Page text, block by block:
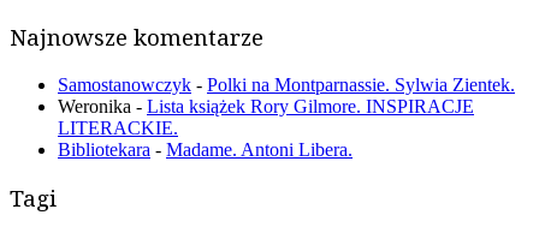
Najnowsze komentarze
Samostanowczyk - Polki na Montparnassie. Sylwia Zientek.
Weronika - Lista książek Rory Gilmore. INSPIRACJE
LITERACKIE.
Bibliotekara - Madame. Antoni Libera.
Tagi